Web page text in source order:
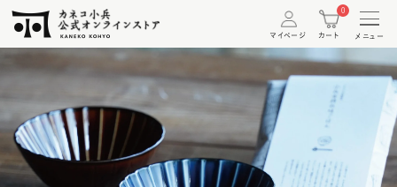
テ
に
ス
プ
マイページ カート
0
メニュー